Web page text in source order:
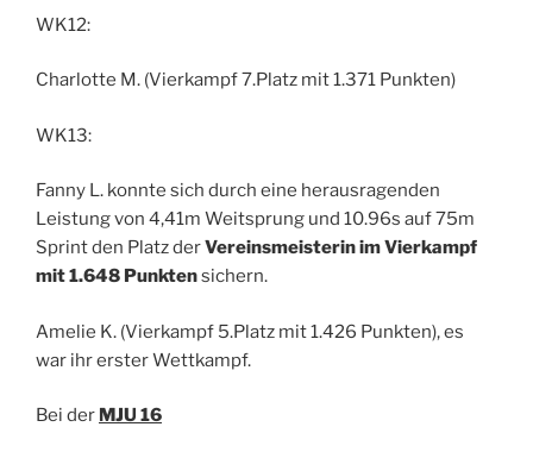
WK12:
Charlotte M. (Vierkampf 7.Platz mit 1.371 Punkten)
WK13:
Fanny L. konnte sich durch eine herausragenden
Leistung von 4,41m Weitsprung und 10.96s auf 75m
Sprint den Platz derVereinsmeisterin im Vierkampf
mit 1.648 Punktensichern.
Amelie K. (Vierkampf 5.Platz mit 1.426 Punkten), es
war ihr erster Wettkampf.
Bei der MJU 16